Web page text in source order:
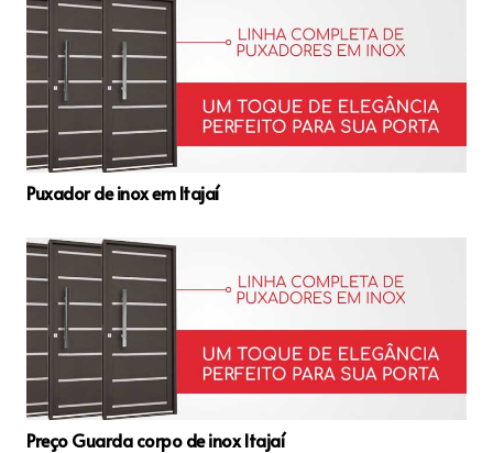
Puxador de inox em Itajaí
Preço Guarda corpo de inox Itajaí